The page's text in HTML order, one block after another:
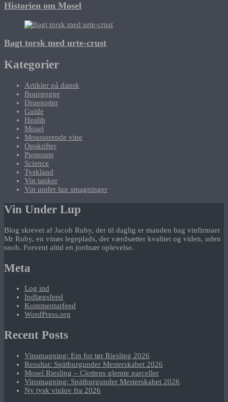
Historien om Mosel
Bagt torsk med urte-crust
Kategorier
Artikler på dansk
Bourgogne
Druesorter
Guide
Health
Mosel
Mousserende vine
Opskrifter
Piemonte
Science
Tyskland
Vin tanker
Vin under lup smagninger
Vin Under Lup
Blog skrevet af Jacob Ruby, der til daglig er manden bag vinfirmaet
Mr Ruby, en vinøs legeplads, der værdsætter kvalitet og viden, uden
snob. Forvent altid en jordnær oplevelse.
Meta
Log ind
Indlægsfeed
Kommentarfeed
WordPress.org
Recent Posts
Vinsmagning: Em for tør Riesling 2026
Resultat: Spätburgunder Mesterskabet 2026
Mosel Riesling – Clottens glemte parceller
Vinsmagning: Spätburgunder Mesterskabet 2026
Ny tysk vinlov fra 2026